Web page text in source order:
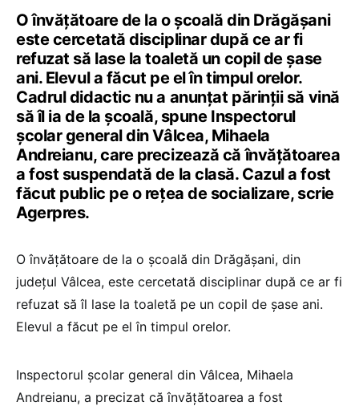
O învăţătoare de la o şcoală din Drăgăşani
este cercetată disciplinar după ce ar fi
refuzat să lase la toaletă un copil de şase
ani. Elevul a făcut pe el în timpul orelor.
Cadrul didactic nu a anunțat părinții să vină
să îl ia de la școală, spune Inspectorul
şcolar general din Vâlcea, Mihaela
Andreianu, care precizează că învăţătoarea
a fost suspendată de la clasă. Cazul a fost
făcut public pe o reţea de socializare, scrie
Agerpres.
O învăţătoare de la o şcoală din Drăgăşani, din
județul Vâlcea, este cercetată disciplinar după ce ar fi
refuzat să îl lase la toaletă pe un copil de şase ani.
Elevul a făcut pe el în timpul orelor.
Inspectorul şcolar general din Vâlcea, Mihaela
Andreianu, a precizat că învăţătoarea a fost